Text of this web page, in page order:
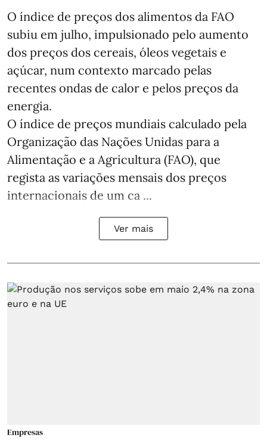
O índice de preços dos alimentos da FAO
subiu em julho, impulsionado pelo aumento
dos preços dos cereais, óleos vegetais e
açúcar, num contexto marcado pelas
recentes ondas de calor e pelos preços da
energia.
O índice de preços mundiais calculado pela
Organização das Nações Unidas para a
Alimentação e a Agricultura (FAO), que
regista as variações mensais dos preços
internacionais de um ca ...
Ver mais
Empresas